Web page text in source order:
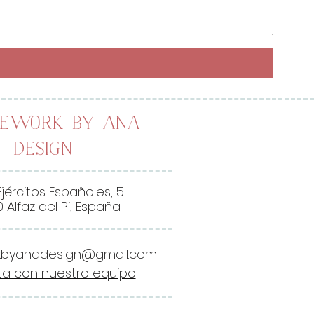
26,00
2
,
0
by Ana
Design
Españoles, 5
Alfaz del Pi, España
con nuestro equipo